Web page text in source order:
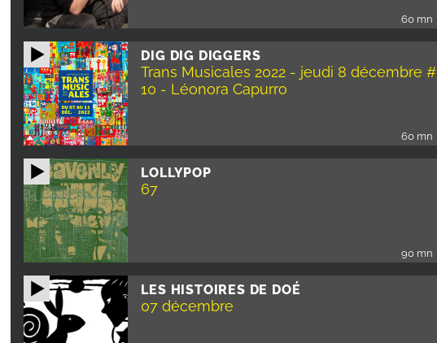
60 mn
DIG DIG DIGGERS
Trans Musicales 2022 - jeudi 8 décembre #
10 - Léonora Capurro
60 mn
LOLLYPOP
67
90 mn
LES HISTOIRES DE DOÉ
07 décembre